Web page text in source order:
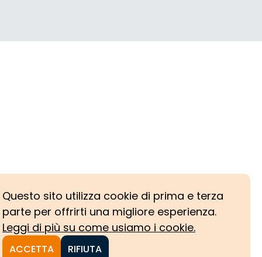
Questo sito utilizza cookie di prima e terza
parte per offrirti una migliore esperienza.
Leggi di più su come usiamo i cookie.
ACCETTA RIFIUTA